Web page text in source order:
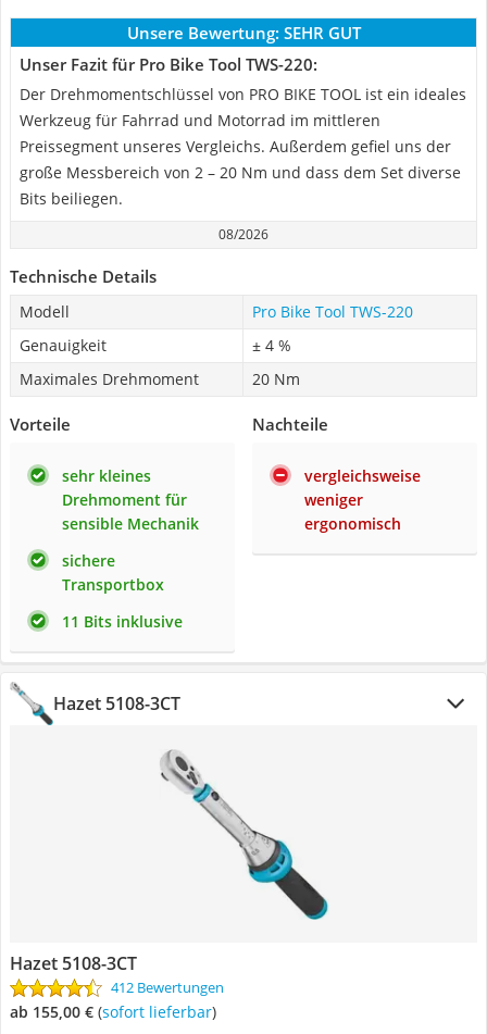
Unsere Bewertung: SEHR GUT
Unser Fazit für Pro Bike Tool TWS-220:
Der Drehmomentschlüssel von PRO BIKE TOOL ist ein ideales
Werkzeug für Fahrrad und Motorrad im mittleren
Preissegment unseres Vergleichs. Außerdem gefiel uns der
große Messbereich von 2 – 20 Nm und dass dem Set diverse
Bits beiliegen.
08/2026
Technische Details
Modell
Pro Bike Tool TWS-220
Genauigkeit
± 4 %
Maximales Drehmoment
20 Nm
Vorteile
sehr kleines
Drehmoment für
sensible Mechanik
sichere
Transportbox
11 Bits inklusive
Nachteile
vergleichsweise
weniger
ergonomisch
Hazet 5108-3CT
Hazet 5108-3CT
412 Bewertungen
ab 155,00 € ( Sofort lieferbar)